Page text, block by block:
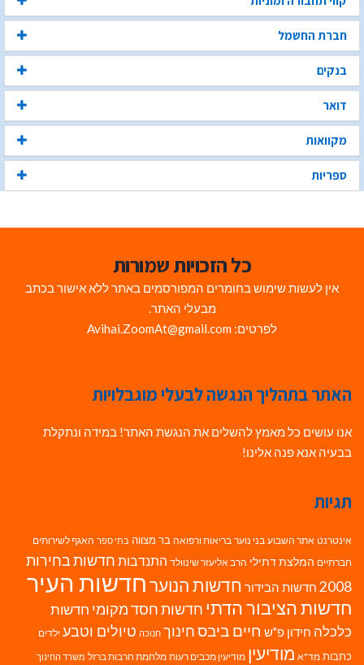
חברת החשמל
בנקים
דואר
מקוואות
ספריות
כל הזכויות שמורות
אין לעשות שימוש בחומרים המפורסמים באתר ללא אישור בכתב
מבעלי האתר.
לפרטים: Avihai.ZoomAt@gmail.com
האתר בתהליך הנגשה לבעלי מוגבלויות
אנו עושים כל מאמץ להשלים את הנגשת האתר! במידה ונתקלת
בבעיה אנא פנה אלינו!
תגיות
אינטרנט אתר השבוע בני נוער בריאות ורפואה בר מצווה בתי ספר האגף לשירותים
חברתיים המלצת דתילי הרב אליעזר שינוולד התנדבות חדשות בחירות
2008 חדשות הבידור חדשות הנוערחדשות העיר
חדשות הציבור הדתי חדשות חסד מקומי חדשות
כלכלה חידון פ"ש חיים ביבסחינוך חנוכה טיולים וטבע ילדים
כתבות מד"א מודיעין מודיעין מכבים רעות מלחמת חרבות ברזל משרד החינוך